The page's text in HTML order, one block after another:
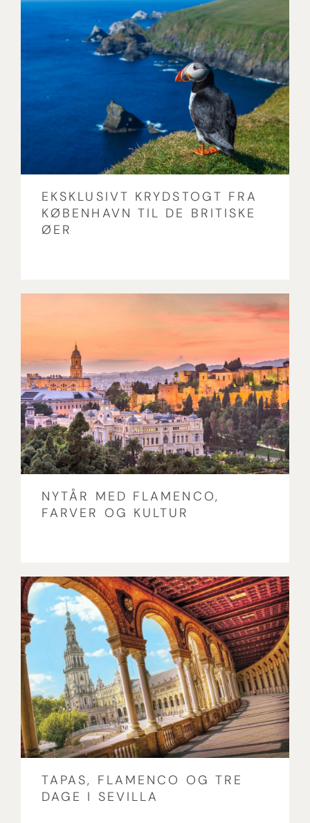
EKSKLUSIVT KRYDSTOGT FRA
KØBENHAVN TIL DE BRITISKE
ØER
NYTÅR MED FLAMENCO,
FARVER OG KULTUR
TAPAS, FLAMENCO OG TRE
DAGE I SEVILLA